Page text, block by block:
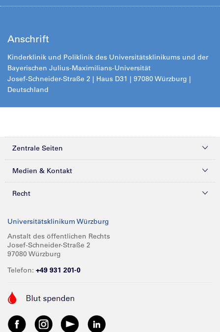
Anschrift
Kinderklinik und Poliklinik des Universitätsklinikums und der
Bayerischen Julius-Maximilians-Universität
Josef-Schneider-Straße 2 | Haus D31 | 97080 Würzburg |
Deutschland
Zentrale Seiten
Kliniken & Zentren
Forschung
Karriere
Medien & Kontakt
Presse
Glossar
Spenden
Anreise
Recht
Compliance
Impressum
Barrierefreiheit
Universitätsklinikum Würzburg
Anstalt des öffentlichen Rechts
Josef-Schneider-Straße 2
97080 Würzburg
Telefon: +49 931 201-0